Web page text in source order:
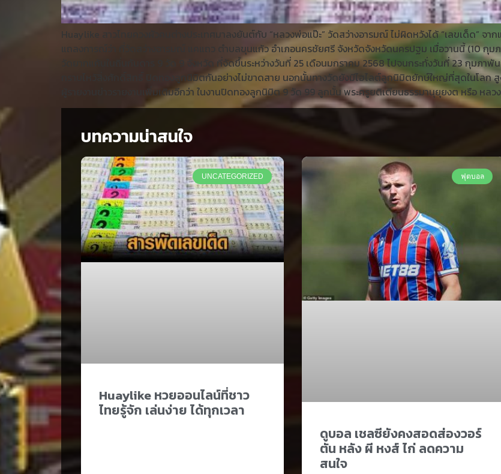
Huaylike สาวไทยควงผัวคนต่างประเทศมาลงยันต์กับ “หลวงพ่อแป๊ะ” วัดสว่างอารมณ์ ไม่ผิดหวังได้ “เลขเด็ด” จ
แถลงการณ์ว่า ที่วัดสว่างอารมณ์ แคแถว ตำบลขุนแก้ว อำเภอนครชัยศรี จังหวัดจังหวัดนครปฐม เมื่อวานนี้ (10 กุ
วัดยากแค้นในถิ่นกันดาร 9 วัด 9 จังหวัด ที่จัดขึ้นระหว่างวันที่ 25 เดือนมกราคม 2568 ไปจนกระทั่งวันที่ 23 กุมภา
กราบไหว้สิ่งศักดิ์สิทธิ์ ปิดทองลูกนิมิตกันอย่างไม่ขาดสาย นอกนั้นทางวัดยังมีไฮไลต์ลูกนิมิตยักษ์ใหญ่ที่สุดในโลก
ผู้รายงานข่าวรายงานเพิ่มเติมอีกว่า ในงานปิดทองลูกนิมิต 9 วัด 99 ลูกนั้น พระครูยติเตียนธรรมานุยุยงต หรือ หลว
บทความน่าสนใจ
UNCATEGORIZED
Huaylike หวยออนไลน์ที่ชาว
ไทยรู้จัก เล่นง่าย ได้ทุกเวลา
ฟุตบอล
ดูบอล เชลซียังคงสอดส่องวอร์
ตัน หลัง ผี หงส์ ไก่ ลดความ
สนใจ